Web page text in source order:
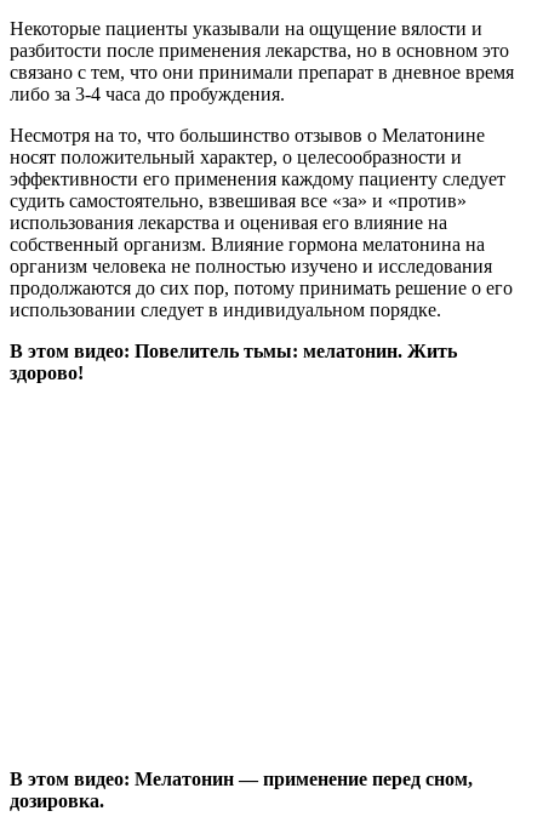
Некоторые пациенты указывали на ощущение вялости и
разбитости после применения лекарства, но в основном это
связано с тем, что они принимали препарат в дневное время
либо за 3-4 часа до пробуждения.
Несмотря на то, что большинство отзывов о Мелатонине
носят положительный характер, о целесообразности и
эффективности его применения каждому пациенту следует
судить самостоятельно, взвешивая все «за» и «против»
использования лекарства и оценивая его влияние на
собственный организм. Влияние гормона мелатонина на
организм человека не полностью изучено и исследования
продолжаются до сих пор, потому принимать решение о его
использовании следует в индивидуальном порядке.
В этом видео: Повелитель тьмы: мелатонин. Жить
здорово!
В этом видео: Мелатонин — применение перед сном,
дозировка.